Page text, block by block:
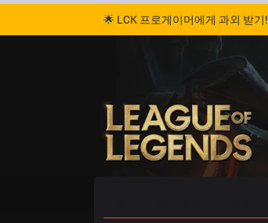
🌟 LCK 프로게이머에게 과외 받기!